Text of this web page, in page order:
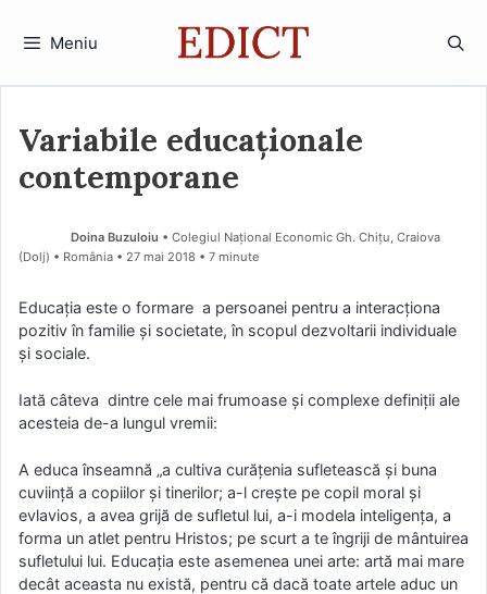
Meniu
Variabile educaționale
contemporane
Doina Buzuloiu • Colegiul Național Economic Gh. Chițu, Craiova
(Dolj) • România
27 mai 2018 • 7 minute
Educaţia este o formare a persoanei pentru a interacționa
pozitiv în familie și societate, în scopul dezvoltarii individuale
și sociale.
Iată câteva dintre cele mai frumoase și complexe definiții ale
acesteia de-a lungul vremii:
A educa înseamnă „a cultiva curăţenia sufletească şi buna
cuviinţă a copiilor şi tinerilor; a-l creşte pe copil moral şi
evlavios, a avea grijă de sufletul lui, a-i modela inteligenţa, a
forma un atlet pentru Hristos; pe scurt a te îngriji de mântuirea
sufletului lui. Educaţia este asemenea unei arte: artă mai mare
decât aceasta nu există, pentru că dacă toate artele aduc un